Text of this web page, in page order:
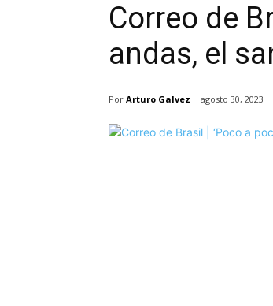
Correo de
andas, el
Por Arturo Galvez agosto 30, 2023